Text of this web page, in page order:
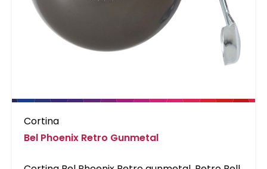
Cortina
Bel Phoenix Retro Gunmetal